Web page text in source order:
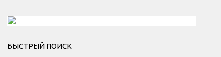
БЫСТРЫЙ ПОИСК